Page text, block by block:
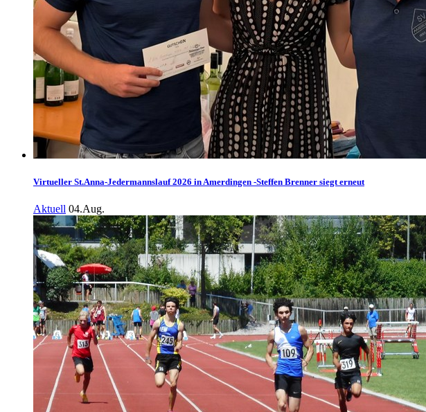
Virtueller St.Anna-Jedermannslauf 2026 in Amerdingen -Steffen Brenner siegt erneut
Aktuell 04.Aug.